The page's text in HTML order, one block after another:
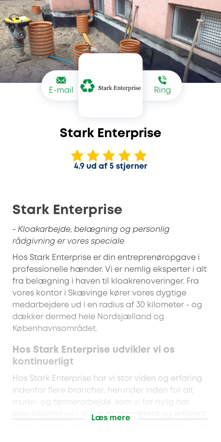
E-mail Ring
Stark Enterprise
4.9 ud af 5 stjerner
Stark Enterprise
- Kloakarbejde, belægning og personlig
rådgivning er vores speciale
Hos Stark Enterprise er din entreprenøropgave i
professionelle hænder. Vi er nemlig eksperter i alt
fra belægning i haven til kloakrenoveringer. Fra
vores kontor i Skævinge kører vores dygtige
medarbejdere ud i en radius af 30 kilometer - og
dækker dermed hele Nordsjælland og
Københavnsområdet.
Hos Stark Enterprise udvikler vi os
kontinuerligt
Hos Stark Enterprise har vi stor viden og erfaring
indenfor flere brancher, herunder inden for alt
murer- og tømrerarbejde, som vi for nylig har
specialiseret os i. Vi har et kompetent og erfarent
Læs mere